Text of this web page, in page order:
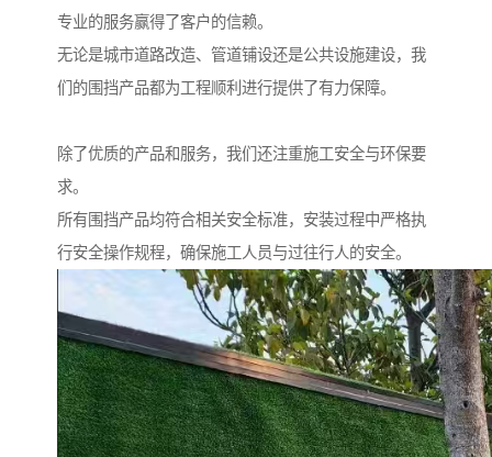
专业的服务赢得了客户的信赖。
无论是城市道路改造、管道铺设还是公共设施建设，我
们的围挡产品都为工程顺利进行提供了有力保障。
除了优质的产品和服务，我们还注重施工安全与环保要
求。
所有围挡产品均符合相关安全标准，安装过程中严格执
行安全操作规程，确保施工人员与过往行人的安全。